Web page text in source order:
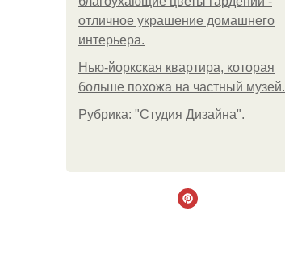
отличное украшение домашнего
интерьера.
Нью-йоркская квартира, которая
больше похожа на частный музей.
Рубрика: "Студия Дизайна".